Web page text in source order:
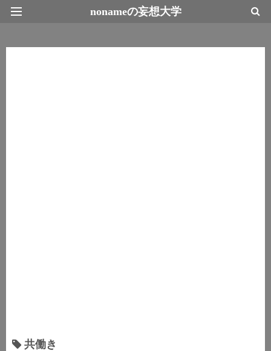
nonameの妄想大学
共働き